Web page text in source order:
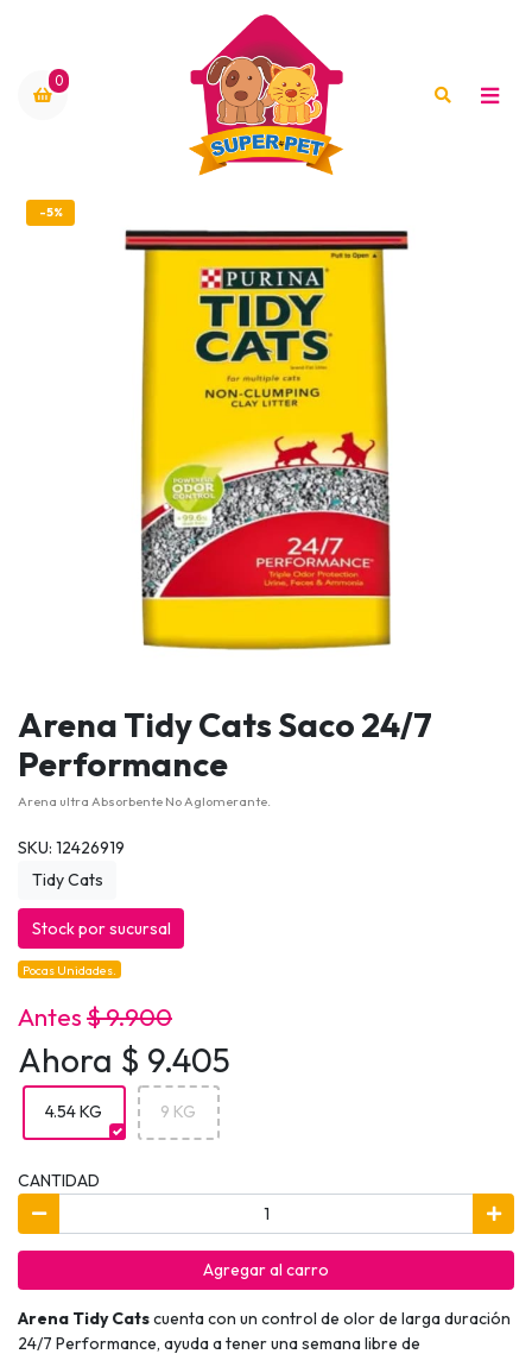
0
-5%
Arena Tidy Cats Saco 24/7
Performance
Arena ultra Absorbente No Aglomerante.
SKU: 12426919
Tidy Cats
Stock por sucursal
Pocas Unidades.
Antes$ 9.900
Ahora $ 9.405
4.54 KG 9 KG
CANTIDAD
Agregar al carro
Arena Tidy Catscuenta con un control de olor de larga duración
24/7 Performance, ayuda a tener una semana libre de